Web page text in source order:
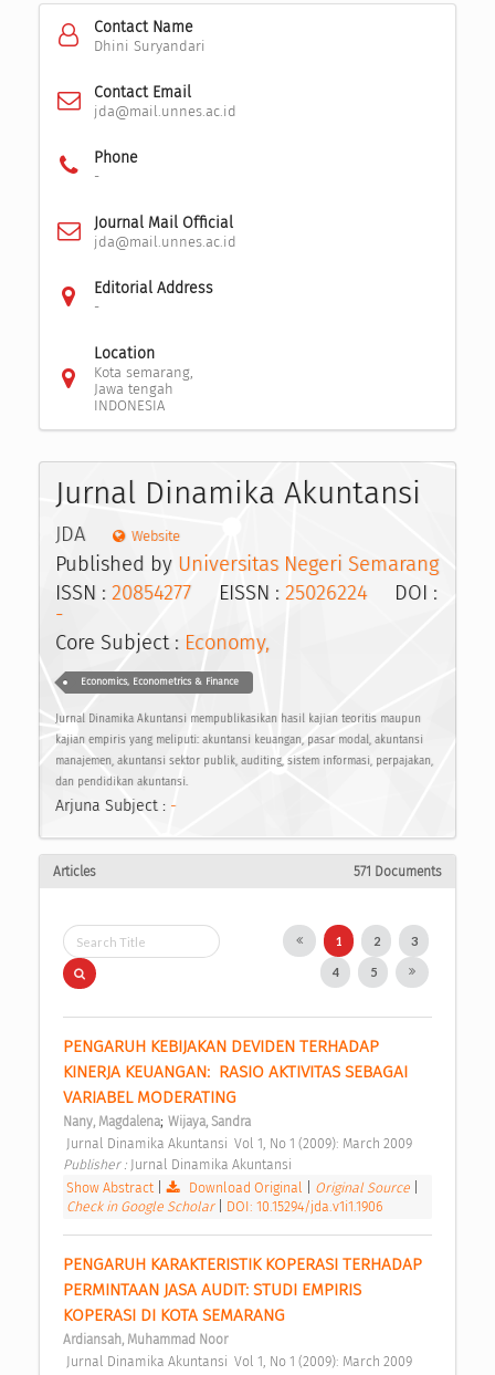
Contact Name
Dhini Suryandari
Contact Email
jda@mail.unnes.ac.id
Phone
-
Journal Mail Official
jda@mail.unnes.ac.id
Editorial Address
-
Location
Kota semarang,
Jawa tengah
INDONESIA
Jurnal Dinamika Akuntansi
JDA Website
Published by Universitas Negeri Semarang
ISSN : 20854277 EISSN : 25026224DOI :
-
Core Subject : Economy,
Economics, Econometrics & Finance
Jurnal Dinamika Akuntansi mempublikasikan hasil kajian teoritis maupun
kajian empiris yang meliputi: akuntansi keuangan, pasar modal, akuntansi
manajemen, akuntansi sektor publik, auditing, sistem informasi, perpajakan,
dan pendidikan akuntansi.
Arjuna Subject : -
Articles 571 Documents
1 2 3
4 5
PENGARUH KEBIJAKAN DEVIDEN TERHADAP
KINERJA KEUANGAN:  RASIO AKTIVITAS SEBAGAI
VARIABEL MODERATING
Nany, Magdalena; Wijaya, Sandra
Jurnal Dinamika Akuntansi  Vol 1, No 1 (2009): March 2009
Publisher : Jurnal Dinamika Akuntansi
Show Abstract| Download Original Original Source
Check in Google Scholar
DOI: 10.15294/jda.v1i1.1906
PENGARUH KARAKTERISTIK KOPERASI TERHADAP
PERMINTAAN JASA AUDIT: STUDI EMPIRIS
KOPERASI DI KOTA SEMARANG
Ardiansah, Muhammad Noor
Jurnal Dinamika Akuntansi  Vol 1, No 1 (2009): March 2009